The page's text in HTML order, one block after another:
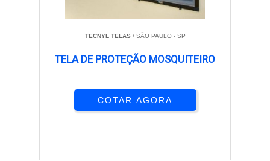
TECNYL TELAS/ SÃO PAULO - SP
TELA DE PROTEÇÃO MOSQUITEIRO
COTAR AGORA